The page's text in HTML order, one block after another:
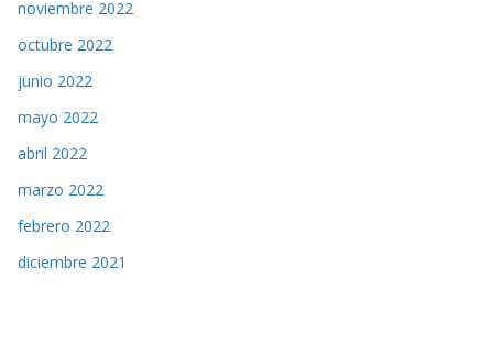
noviembre 2022
octubre 2022
junio 2022
mayo 2022
abril 2022
marzo 2022
febrero 2022
diciembre 2021